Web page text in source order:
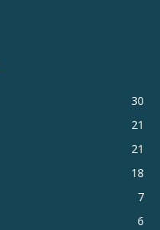
30
21
21
18
7
6